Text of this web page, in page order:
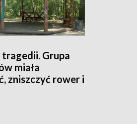
Grupa
miała
zniszczyć rower i